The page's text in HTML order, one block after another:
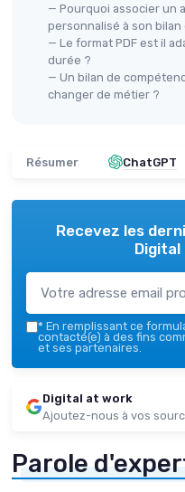
— Pourquoi associer un
personnalisé à son
— Le format PDF est il
durée ?
— Un bilan de
changer de métier ?
Résumer ChatGPT
Recevez les
* En remplissant ce
contacté(e) à des fins
et ses partenaires.
Digital at work
Ajoutez-nous à vos
Parole